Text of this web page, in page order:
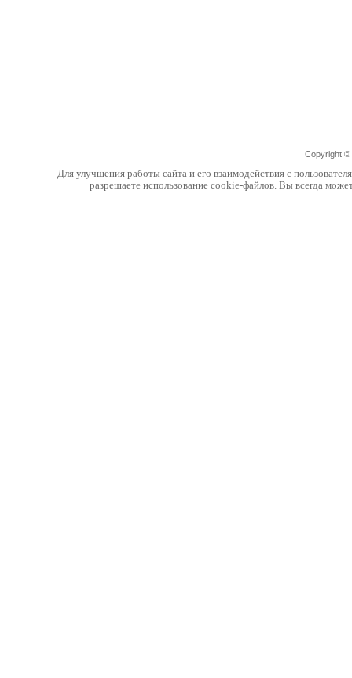
Copyright ©
Для улучшения работы сайта и его взаимодействия с
разрешаете использование cookie-файлов. Вы всегда